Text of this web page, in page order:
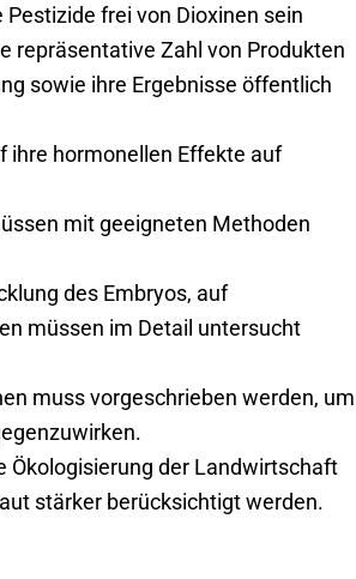
frei von Dioxinen sein
repräsentative Zahl von Produkten
sowie ihre Ergebnisse öffentlich
ihre hormonellen Effekte auf
mit geeigneten Methoden
des Embryos, auf
müssen im Detail untersucht
muss vorgeschrieben werden, um
Ökologisierung der Landwirtschaft
stärker berücksichtigt werden.